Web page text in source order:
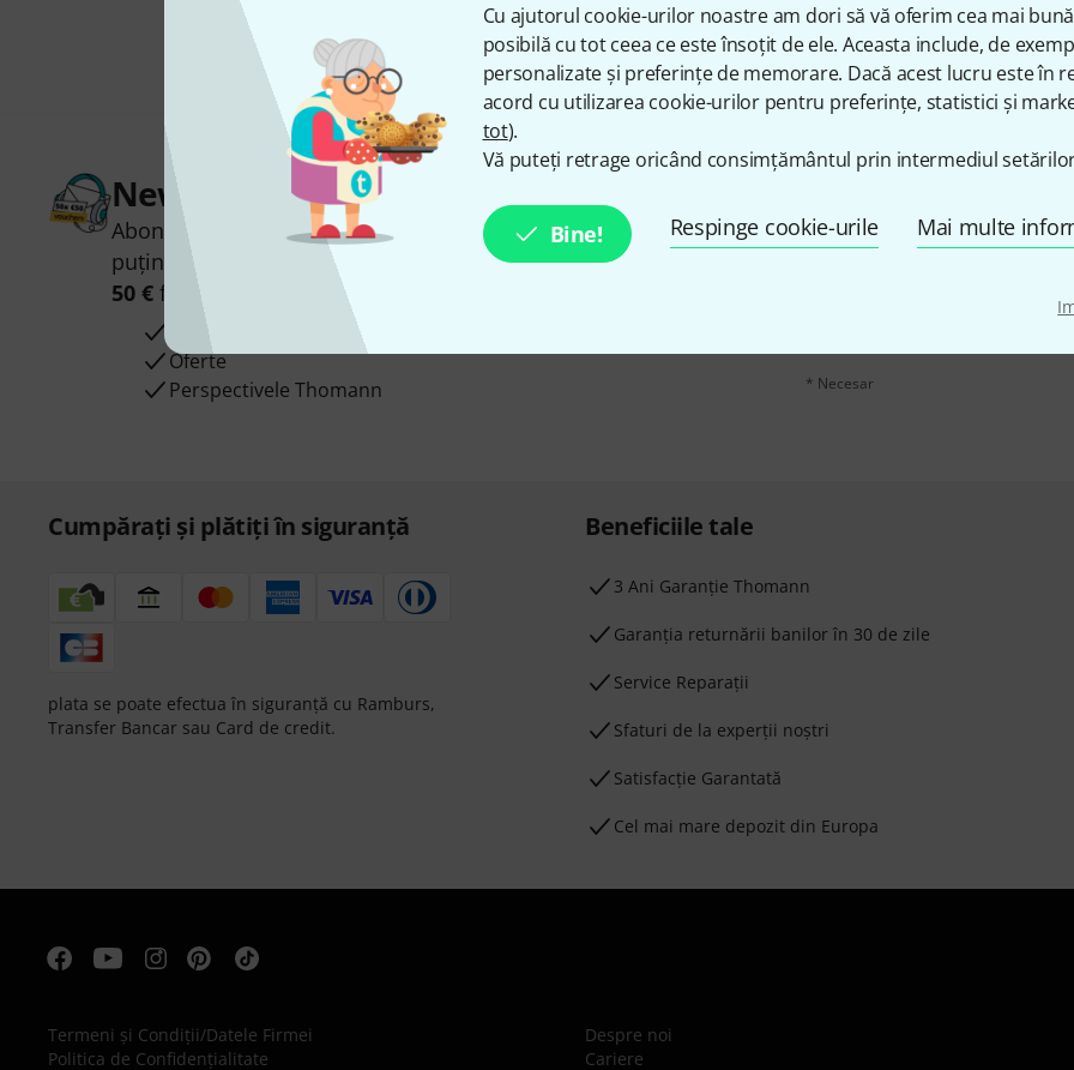
Cu ajutorul cookie-urilor noastre am dori să vă oferim cea mai
posibilă cu tot ceea ce este însoțit de ele. Aceasta include, de
personalizate și preferințe de memorare. Dacă acest lucru este în
acord cu utilizarea cookie-urilor pentru preferințe, statistici și
tot).
Vă puteți retrage oricând consimțământul prin intermediul
Bine! Respinge cookie-urile Mai multe
Share Ajutor și feedback
Newsletter Thomann
Abonați-vă la buletinul informativ Thomann în limba engleză și, cu
puțin noroc, puteți câștiga unul dintre50 voucherele
50 €fiecare!
Contribuții inspiraționale
Oferte
Perspectivele Thomann
adresă de email*
Făcând clic pe „Înscrie-te acum”,
moment. Puteți găsi informații
* Necesar
Cumpărați și plătiți în siguranță
plata se poate efectua în siguranță cu Ramburs,
Transfer Bancar sau Card de credit.
Beneficiile tale
3 Ani Garanție Thomann
Garanţia returnării banilor în 30 de zile
Service Reparații
Sfaturi de la experții noștri
Satisfacție Garantată
Cel mai mare depozit din Europa
Termeni şi Condiţii/Datele Firmei
Politica de Confidenţialitate
Despre noi
Cariere